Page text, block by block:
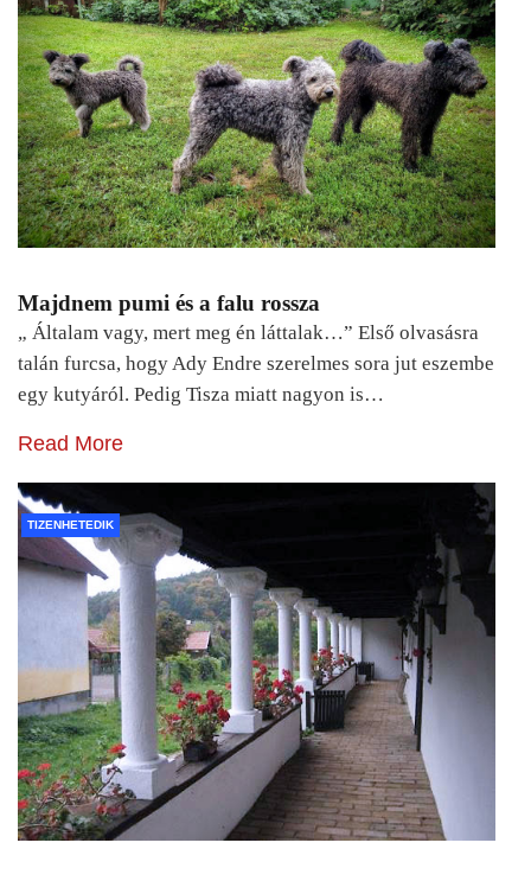
Majdnem pumi és a falu rossza
„ Általam vagy, mert meg én láttalak…” Első olvasásra
talán furcsa, hogy Ady Endre szerelmes sora jut eszembe
egy kutyáról. Pedig Tisza miatt nagyon is…
Read More
TIZENHETEDIK